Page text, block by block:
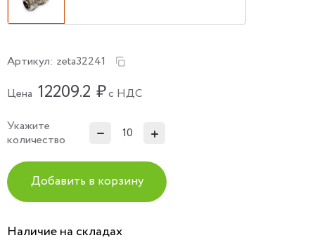
Артикул: zeta32241
Цена 12209.2 ₽с НДС
Укажите
количество
Добавить в корзину
Наличие на складах